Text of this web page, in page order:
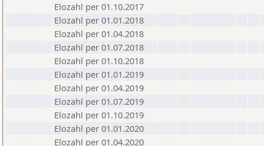
Elozahl per 01.10.2017
Elozahl per 01.01.2018
Elozahl per 01.04.2018
Elozahl per 01.07.2018
Elozahl per 01.10.2018
Elozahl per 01.01.2019
Elozahl per 01.04.2019
Elozahl per 01.07.2019
Elozahl per 01.10.2019
Elozahl per 01.01.2020
Elozahl per 01.04.2020